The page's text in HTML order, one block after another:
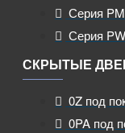
Серия PM
Серия PW
СКРЫТЫЕ
0Z под
0PA под